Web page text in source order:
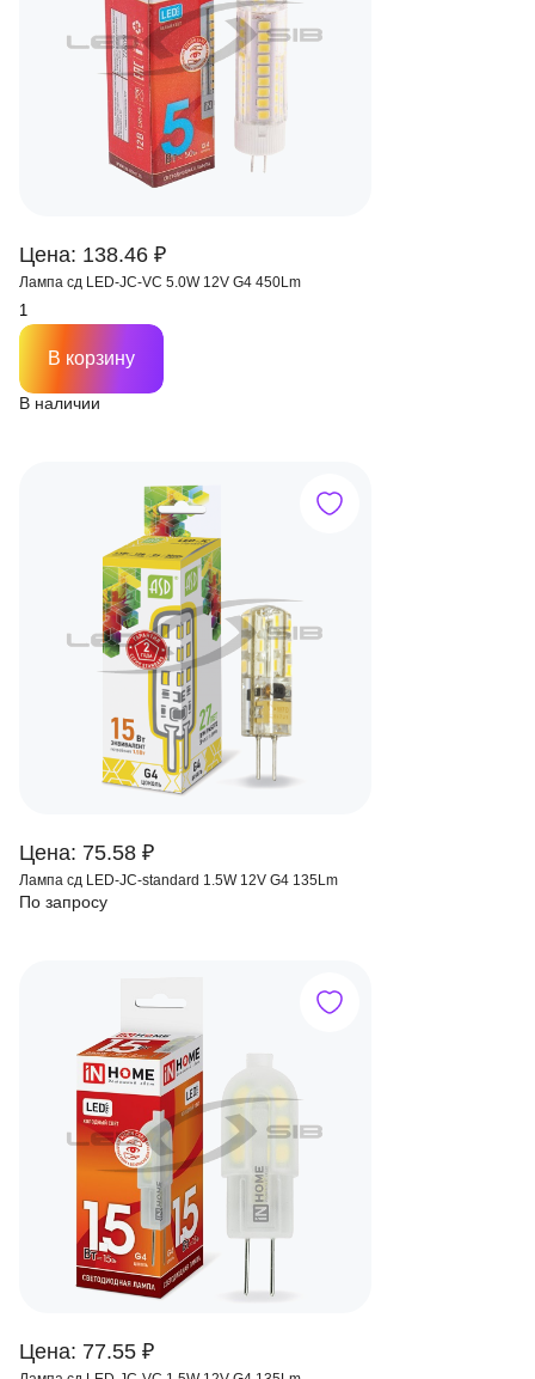
Цена: 138.46 ₽
Лампа сд LED-JC-VC 5.0W 12V G4 450Lm
В наличии
В корзину
Цена: 75.58 ₽
Лампа сд LED-JC-standard 1.5W 12V G4 135Lm
По запросу
Цена: 77.55 ₽